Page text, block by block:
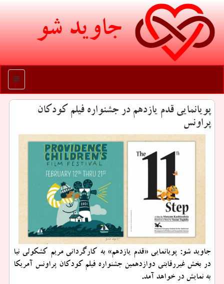
جاوید شو
منو
پویانمایی قدم یازدهم در جشنواره فیلم كودكان
پراونس
جاوید شو: پویانمایی «قدم یازدهم» به کارگردانی مریم کشکولی نیا
در بخش غیررقابتی دوازدهمین جشنواره فیلم کودکان پراونس آمریکا
به نمایش در خواهد آمد.